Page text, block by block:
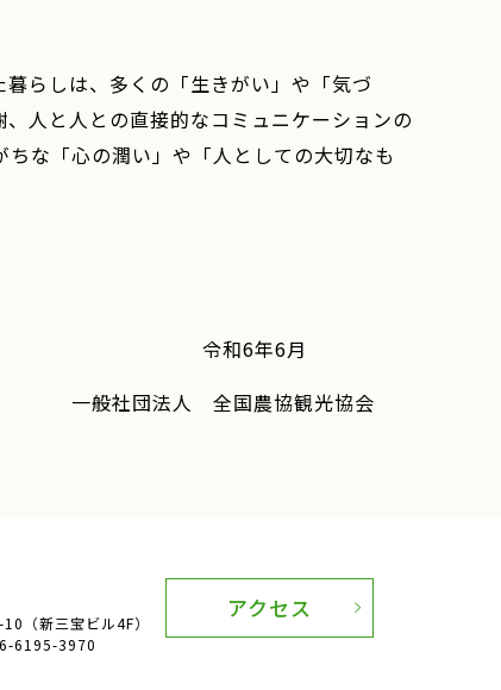
らしは、多くの「生きがい」や「気づ
人と人との直接的なコミュニケーションの
な「心の潤い」や「人としての大切なも
令和6年6月
協観光協会
（新三宝ビル4F）
6195-3970
アクセス